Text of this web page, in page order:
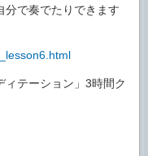
分で奏でたりできます
テーション」3時間ク